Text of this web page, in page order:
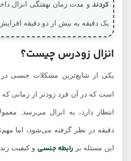
کردند
یک دقیقه به بیش از دو دقیقه افزایش
انزال زودرس چیست؟
یکی از شایع‌ترین مشکلات جنسی در
است که در آن فرد زودتر از زمانی که
انتظار دارد، به انزال می‌رسد. معمولاً
دقیقه در نظر گرفته می‌شود، اما مهم‌تر
این مسئله بررابطه جنسیو کیفیت زندگی